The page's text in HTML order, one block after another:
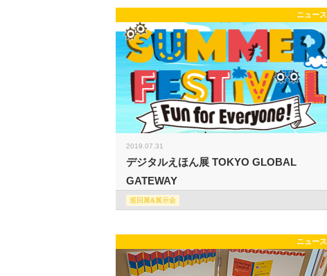
ニュース
2019.07.31
デジタルえほん展 TOKYO GLOBAL
GATEWAY
巡回展&展示会
ニュース